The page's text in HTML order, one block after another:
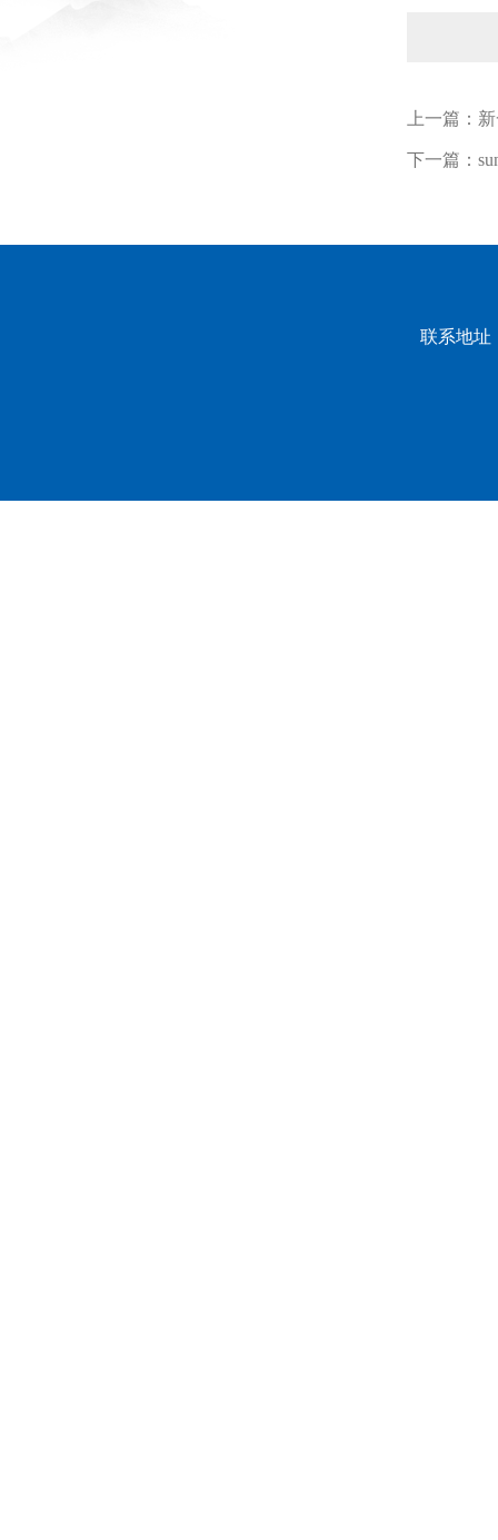
上一篇：
下一篇：
联系地址